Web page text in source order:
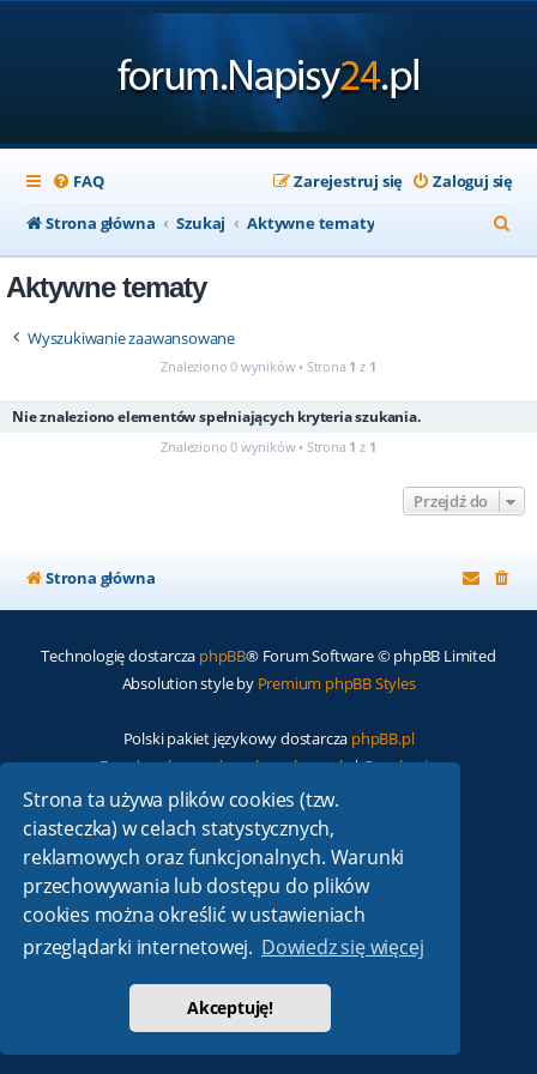
Strona ta używa plików cookies (tzw.
ciasteczka) w celach statystycznych,
reklamowych oraz funkcjonalnych. Warunki
przechowywania lub dostępu do plików
cookies można określić w ustawieniach
przeglądarki internetowej. Dowiedz się więcej
Akceptuję!
FAQ Zaloguj się
Zarejestruj się
Strona główna
Szukaj Aktywne tematy
z
Aktywne tematy
Wyszukiwanie zaawansowane
Znaleziono 0 wyników • Strona 1 z 1
Nie znaleziono elementów spełniających kryteria szukania.
Znaleziono 0 wyników • Strona 1 z 1
Przejdź do
Strona główna
Technologię dostarcza phpBB® Forum Software © phpBB Limited
Absolution style by Premium phpBB Styles
Polski pakiet językowy dostarcza phpBB.pl
Zasady ochrony danych osobowych|Regulamin